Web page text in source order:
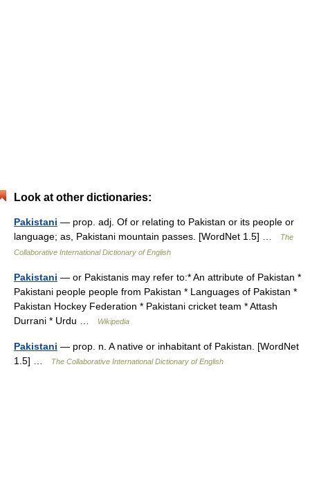
Look at other dictionaries:
Pakistani — prop. adj. Of or relating to Pakistan or its people or
language; as, Pakistani mountain passes. [WordNet 1.5] …
The
Collaborative International Dictionary of English
Pakistani — or Pakistanis may refer to:* An attribute of Pakistan *
Pakistani people people from Pakistan * Languages of Pakistan *
Pakistan Hockey Federation * Pakistani cricket team * Attash
Durrani * Urdu …
Wikipedia
Pakistani — prop. n. A native or inhabitant of Pakistan. [WordNet
1.5] …
The Collaborative International Dictionary of English